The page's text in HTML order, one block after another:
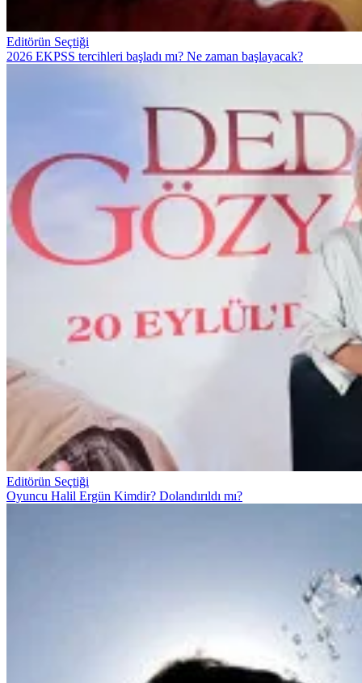
Editörün Seçtiği
2026 EKPSS tercihleri başladı mı? Ne zaman başlayacak?
Editörün Seçtiği
Oyuncu Halil Ergün Kimdir? Dolandırıldı mı?